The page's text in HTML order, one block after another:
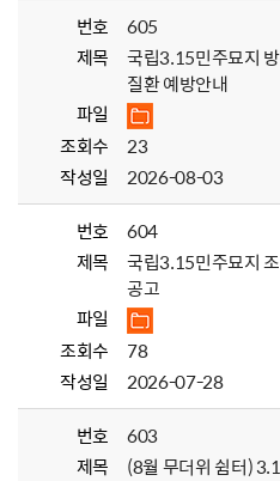
번호
605
제목
국립3.15민주묘지
질환 예방안내
파일
조회수
23
작성일
2026-08-03
번호
604
제목
국립3.15민주묘지
공고
파일
조회수
78
작성일
2026-07-28
번호
603
제목
(8월